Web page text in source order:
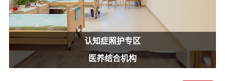
消防改造合规
护理型养老院建设
医养结合机构
认知症照护专区